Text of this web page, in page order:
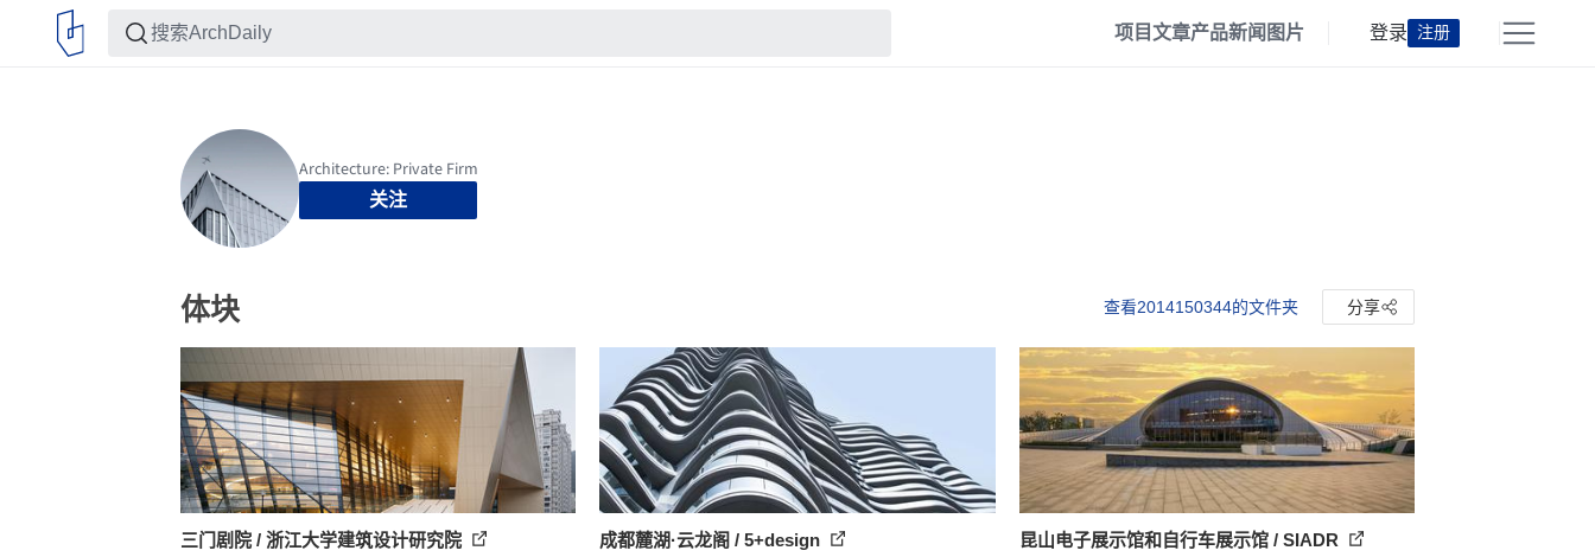
项目文章产品新闻 图片 登录 注册
关注
体块 查看2014150344的文件夹 分享
三门剧院 / 浙江大学建筑设计研究院 成都麓湖·云龙阁 / 5+design 昆山电子展示馆和自行车展示馆 / SIADR